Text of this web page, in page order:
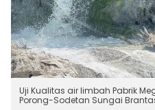
Uji Kualitas air limbah Pabrik
Porong-Sodetan Sungai